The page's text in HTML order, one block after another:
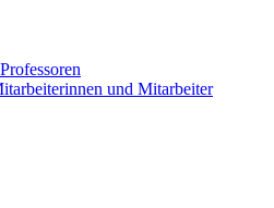
und Mitarbeiter